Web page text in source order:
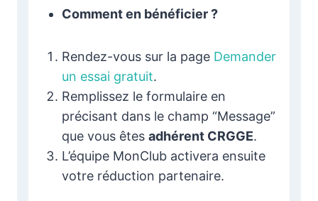
Comment en bénéficier ?
Rendez-vous sur la page Demander
un essai gratuit.
Remplissez le formulaire en
précisant dans le champ “Message”
que vous êtes adhérent CRGGE.
L’équipe MonClub activera ensuite
votre réduction partenaire.